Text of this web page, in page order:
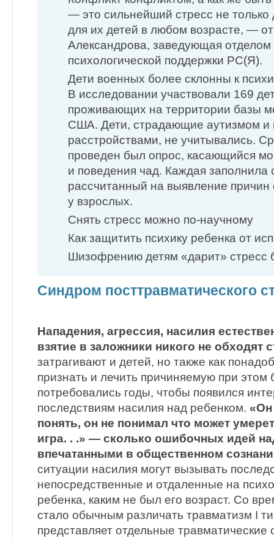
— это сильнейший стресс не только
для их детей в любом возрасте, —
Александрова, заведующая отделом
психологической поддержки РС(Я).
Дети военных более склонны к
В исследовании участвовали 169
проживающих на территории базы
США. Дети, страдающие аутизмом и
расстройствами, не учитывались.
проведен был опрос, касающийся
и поведения чад. Каждая заполнила
рассчитанный на выявление причин
у взрослых.
Снять стресс можно по-научному
Как защитить психику ребенка от
Шизофрению детям «дарит»
Синдром посттравматического
Нападения, агрессия, насилия
взятие в заложники никого не обходят
затрагивают и детей, но также как
признать и лечить причиняемую при этом
потребовались годы, чтобы появился
последствиям насилия над ребенком.
понять, он не понимал что может
игра. . .» — сколько ошибочных идей
впечатанными в общественном
ситуации насилия могут вызывать
непосредственные и отдаленные на
ребенка, каким не был его возраст. Со
стало обычным различать травматизм I
представляет отдельные